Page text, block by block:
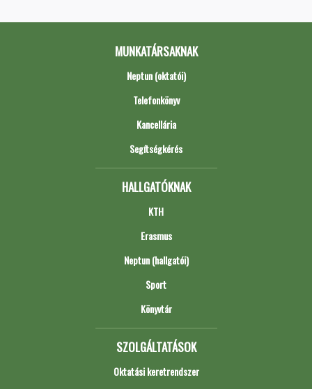
MUNKATÁRSAKNAK
Neptun (oktatói)
Telefonkönyv
Kancellária
Segítségkérés
HALLGATÓKNAK
KTH
Erasmus
Neptun (hallgatói)
Sport
Könyvtár
SZOLGÁLTATÁSOK
Oktatási keretrendszer